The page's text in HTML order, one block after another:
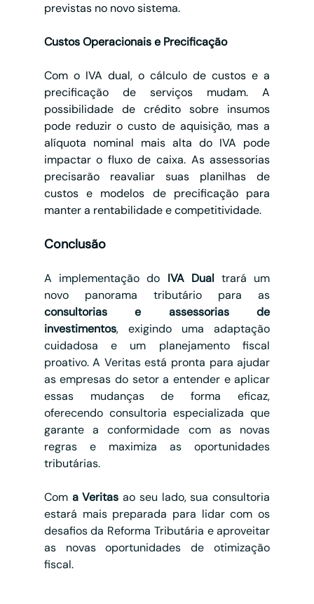
previstas no novo sistema.
Custos Operacionais e Precificação
Com o IVA dual, o cálculo de custos e a
precificação de serviços mudam. A
possibilidade de crédito sobre insumos
pode reduzir o custo de aquisição, mas a
alíquota nominal mais alta do IVA pode
impactar o fluxo de caixa. As assessorias
precisarão reavaliar suas planilhas de
custos e modelos de precificação para
manter a rentabilidade e competitividade.
Conclusão
A implementação do IVA Dual trará um
consultorias e assessorias de
investimentos, exigindo uma adaptação
cuidadosa e um planejamento fiscal
proativo. A Veritas está pronta para ajudar
as empresas do setor a entender e aplicar
essas mudanças de forma eficaz,
oferecendo consultoria especializada que
garante a conformidade com as novas
regras e maximiza as oportunidades
tributárias.
Com a Veritas ao seu lado, sua consultoria
estará mais preparada para lidar com os
desafios da Reforma Tributária e aproveitar
as novas oportunidades de otimização
fiscal.